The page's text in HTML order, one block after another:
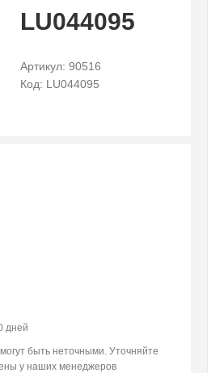
LU044095
Артикул: 90516
Код: LU044095
дней
быть неточными. Уточняйте
у наших менеджеров